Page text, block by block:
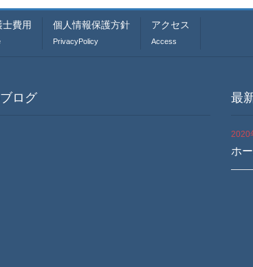
士費用 個人情報保護方針
PrivacyPolicy
アクセス
Access
ログ 最
2020
ホ